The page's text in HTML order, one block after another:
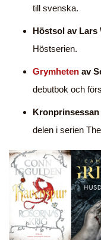
till svenska.
Höstsol av Lars
Höstserien.
Grymheten av
debutbok och
Kronprinsessan
delen i serien